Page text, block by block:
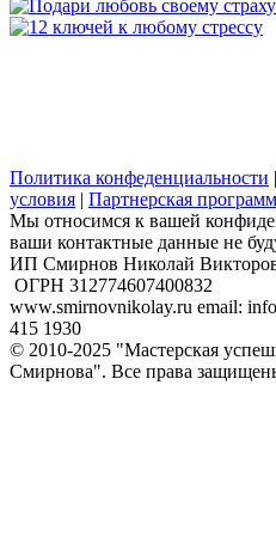
Политика конфеденциальности |
условия | Партнерская
Мы относимся к вашей
ваши контактные данные не
​ИП Смирнов Николай
ОГРН 312774607400832
www.smirnovnikolay.ru email:
415 1930
© 2010-2025 "Мастерская
Смирнова". Все права